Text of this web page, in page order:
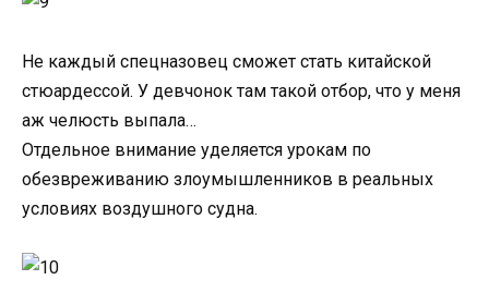
Не каждый спецназовец сможет стать китайской
стюардессой. У девчонок там такой отбор, что у меня
аж челюсть выпала…
Отдельное внимание уделяется урокам по
обезвреживанию злоумышленников в реальных
условиях воздушного судна.